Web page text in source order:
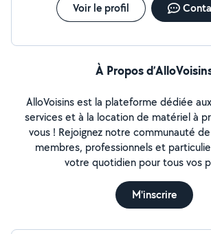
Voir le profil
À Propos
AlloVoisins est la plateforme dédiée
services et à la location de matériel à
vous ! Rejoignez notre communauté
membres, professionnels et
votre quotidien pour tous vos
M'inscrire